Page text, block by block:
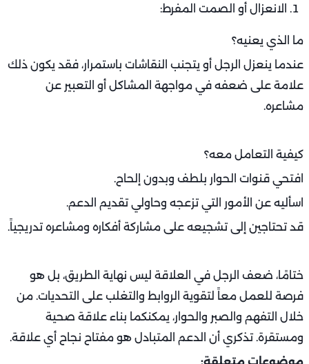
الانعزال أو الصمت المفرط:
ما الذي يعنيه؟
عندما ينعزل الرجل أو يتجنب النقاشات باستمرار، فقد يكون ذلك
علامة على ضعفه في مواجهة المشاكل أو التعبير عن
مشاعره.
كيفية التعامل معه؟
افتحي قنوات الحوار بلطف وبدون إلحاح.
اسأليه عن الأمور التي تزعجه وحاولي تقديم الدعم.
قد تحتاجين إلى تشجيعه على مشاركة أفكاره ومشاعره تدريجياً.
ختامًا، ضعف الرجل في العلاقة ليس نهاية الطريق، بل هو
فرصة للعمل معاً لتقوية الروابط والتغلب على التحديات. من
خلال التفهم والصبر والحوار، يمكنكما بناء علاقة صحية
ومستقرة. تذكري أن الدعم المتبادل هو مفتاح نجاح أي علاقة.